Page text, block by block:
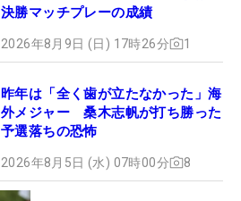
決勝マッチプレーの成績
2026年8月9日 (日) 17時26分 1
昨年は「全く歯が立たなかった」海
外メジャー 桑木志帆が打ち勝った
予選落ちの恐怖
2026年8月5日 (水) 07時00分 8